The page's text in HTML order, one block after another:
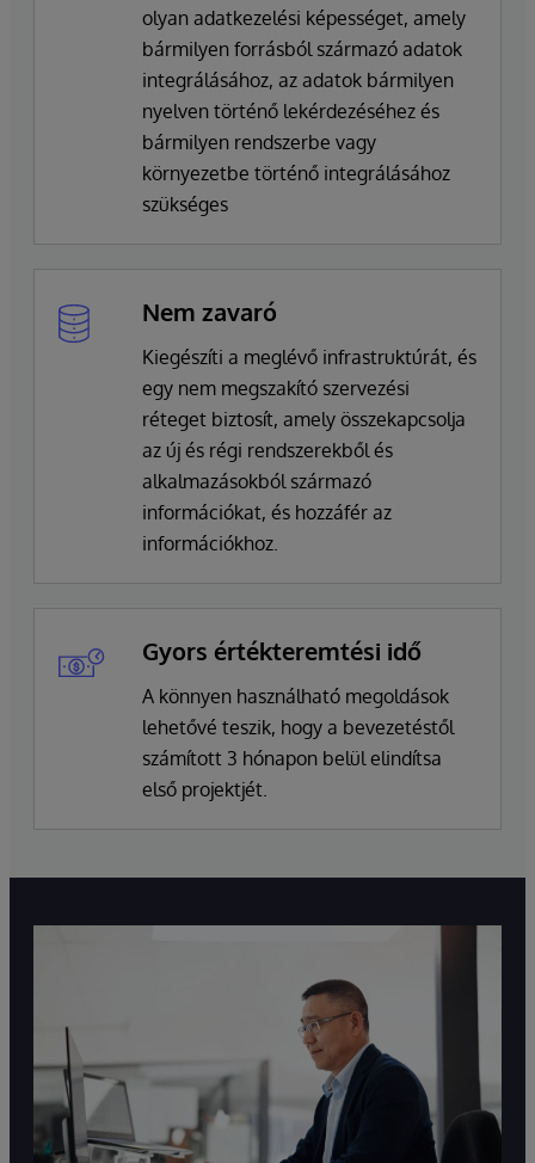
olyan adatkezelési képességet, amely
bármilyen forrásból származó adatok
integrálásához, az adatok bármilyen
nyelven történő lekérdezéséhez és
bármilyen rendszerbe vagy
környezetbe történő integrálásához
szükséges
Nem zavaró
Kiegészíti a meglévő infrastruktúrát, és
egy nem megszakító szervezési
réteget biztosít, amely összekapcsolja
az új és régi rendszerekből és
alkalmazásokból származó
információkat, és hozzáfér az
információkhoz.
Gyors értékteremtési idő
A könnyen használható megoldások
lehetővé teszik, hogy a bevezetéstől
számított 3 hónapon belül elindítsa
első projektjét.